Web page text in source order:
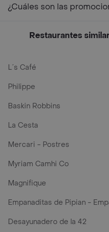
¿Cuáles son las
Restaurantes
L´s Café
Philippe
Baskin Robbins
La Cesta
Mercari - Postres
Myriam Camhi Co
Magnifique
Empanaditas de Pipian -
Desayunadero de la 42